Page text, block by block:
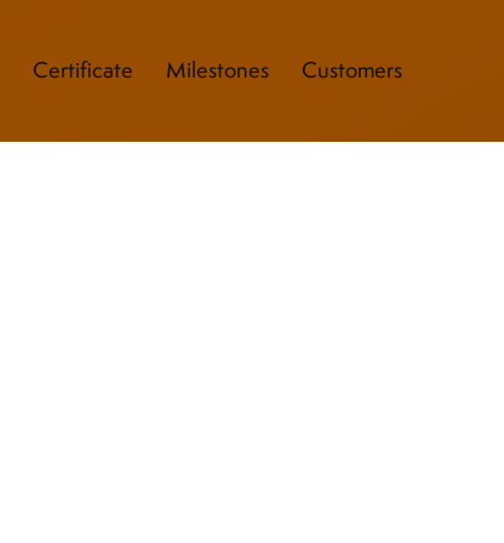
Certificate Milestones Customers